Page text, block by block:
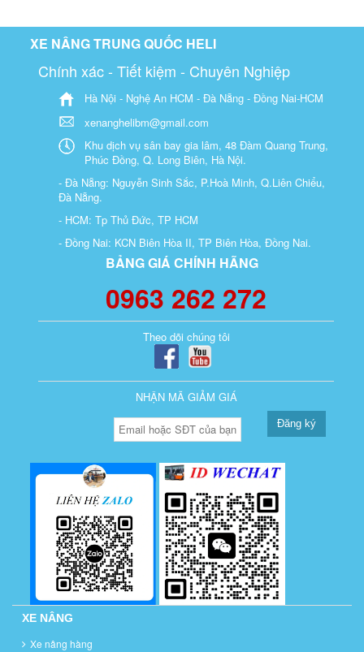
XE NÂNG TRUNG QUỐC HELI
Chính xác - Tiết kiệm - Chuyên Nghiệp
Hà Nội - Nghệ An HCM - Đà Nẵng - Đồng Nai-HCM
xenanghelibm@gmail.com
Khu dịch vụ sân bay gia lâm, 48 Đàm Quang Trung,
Phúc Đồng, Q. Long Biên, Hà Nội.
- Đà Nẵng: Nguyễn Sinh Sắc, P.Hoà Minh, Q.Liên Chiểu,
Đà Nẵng.
- HCM: Tp Thủ Đức, TP HCM
- Đồng Nai: KCN Biên Hòa II, TP Biên Hòa, Đồng Nai.
BẢNG GIÁ CHÍNH HÃNG
0963 262 272
Theo dõi chúng tôi
NHẬN MÃ GIẢM GIÁ
Đăng ký
XE NÂNG
Xe nâng hàng